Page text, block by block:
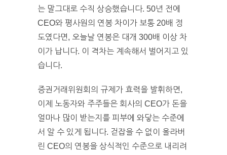
는 말그대로 수직 상승했습니다. 50년 전에
CEO와 평사원의 연봉 차이가 보통 20배 정
도였다면, 오늘날 연봉은 대개 300배 이상 차
이가 납니다. 이 격차는 계속해서 벌어지고 있
습니다.
증권거래위원회의 규제가 효력을 발휘하면,
이제 노동자와 주주들은 회사의 CEO가 돈을
얼마나 많이 받는지를 피부에 와닿는 수준에
서 알 수 있게 됩니다. 걷잡을 수 없이 올라버
린 CEO의 연봉을 상식적인 수준으로 내리려